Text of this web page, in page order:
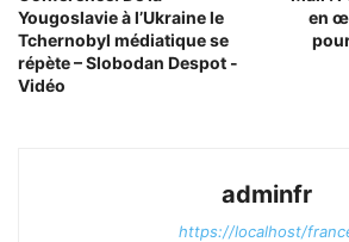
Yougoslavie à l’Ukraine le
Tchernobyl médiatique se
répète – Slobodan Despot -
Vidéo
en
adminfr
https://localhost/